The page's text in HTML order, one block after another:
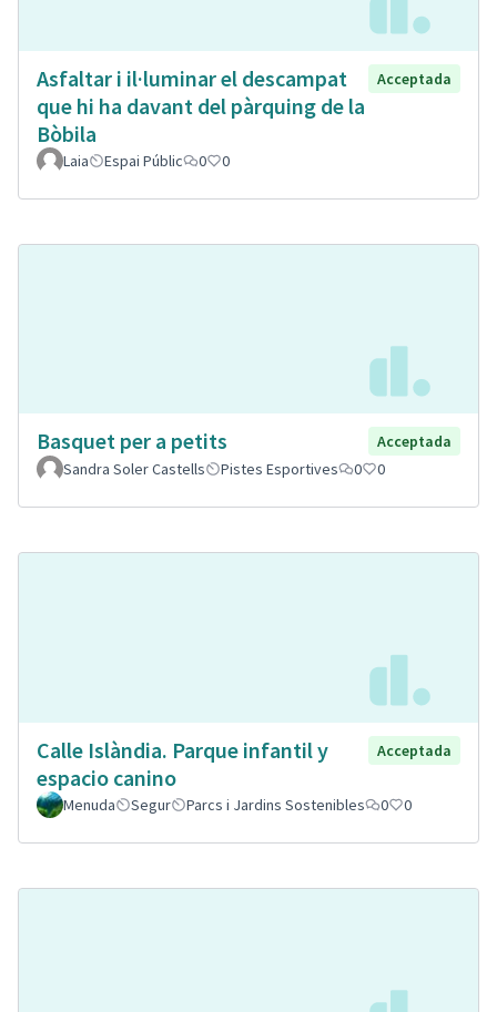
Asfaltar i il·luminar el descampat
que hi ha davant del pàrquing de la
Bòbila
Acceptada
Laia Espai Públic 0 0
Basquet per a petits
Acceptada
Sandra Soler Castells
Pistes Esportives 0 0
Calle Islàndia. Parque infantil y
espacio canino
Acceptada
Menuda Segur Parcs i Jardins Sostenibles 0 0